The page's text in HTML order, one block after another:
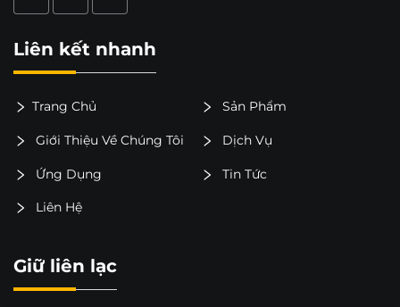
Liên kết nhanh
Trang Chủ Sản Phẩm
Giới Thiệu Về Chúng Tôi Dịch Vụ
Ứng Dụng Tin Tức
Liên Hệ
Giữ liên lạc